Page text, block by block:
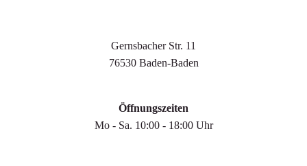
Gernsbacher Str. 11
76530 Baden-Baden
Öffnungszeiten
Mo - Sa. 10:00 - 18:00 Uhr